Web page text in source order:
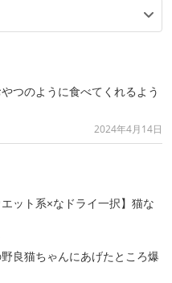
つのように食べてくれるよう
2024年4月14日
ット系×なドライ一択】猫な
良猫ちゃんにあげたところ爆